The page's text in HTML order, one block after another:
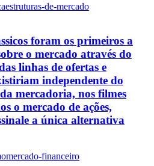
estruturas-de-mercado
foram os primeiros a
o mercado através do
linhas de ofertas e
independente do
mercadoria, nos filmes
o mercado de ações,
a única alternativa
mercado-financeiro